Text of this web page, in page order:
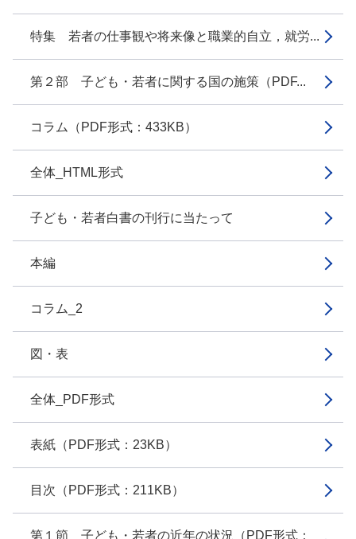
特集 若者の仕事観や将来像と職業的自立，就労...
第２部 子ども・若者に関する国の施策（PDF...
コラム（PDF形式：433KB）
全体_HTML形式
子ども・若者白書の刊行に当たって
本編
コラム_2
図・表
全体_PDF形式
表紙（PDF形式：23KB）
目次（PDF形式：211KB）
第１節 子ども・若者の近年の状況（PDF形式：